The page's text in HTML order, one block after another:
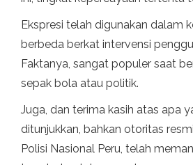
Ekspresi telah digunakan dalam
berbeda berkat intervensi
Faktanya, sangat populer saat
sepak bola atau politik.
Juga, dan terima kasih atas apa
ditunjukkan, bahkan otoritas
Polisi Nasional Peru, telah